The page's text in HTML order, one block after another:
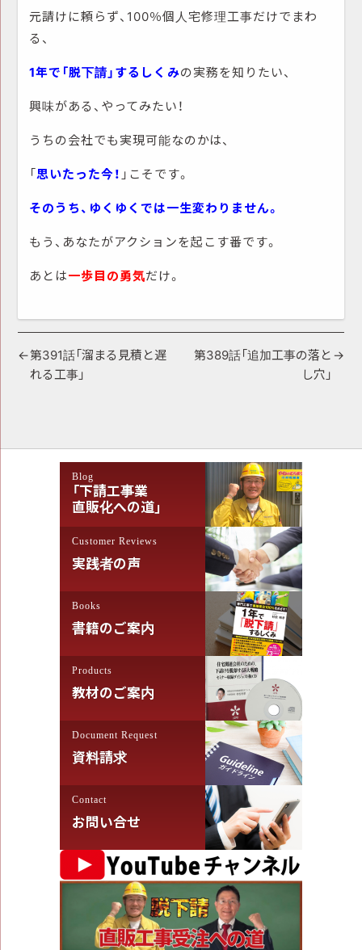
元請けに頼らず、100％個人宅修理工事だけでまわ
る、
1年で「脱下請」するしくみの実務を知りたい、
興味がある、やってみたい！
うちの会社でも実現可能なのかは、
「思いたった今！ 」こそです。
そのうち、ゆくゆくでは一生変わりません。
もう、あなたがアクションを起こす番です。
あとは一歩目の勇気だけ。
投
稿
ゲ
第389話「追加工事の落と
し穴」
第391話「溜まる見積と遅
れる工事」
Blog
「下請工事業
直販化への道」
Customer Reviews
実践者の声
Books
書籍のご案内
Products
教材のご案内
Document Request
資料請求
Contact
お問い合せ